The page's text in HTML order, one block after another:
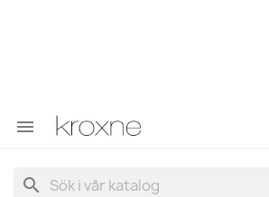

search